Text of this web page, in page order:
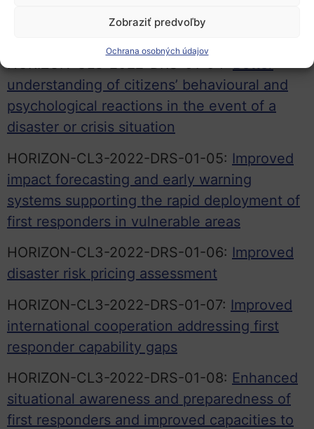
Zobraziť predvoľby
Ochrana osobných údajov
HORIZON-CL3-2022-DRS-01-04:Better
understanding of citizens’ behavioural and
psychological reactions in the event of a
disaster or crisis situation
HORIZON-CL3-2022-DRS-01-05: Improved
impact forecasting and early warning
systems supporting the rapid deployment of
first responders in vulnerable areas
HORIZON-CL3-2022-DRS-01-06: Improved
disaster risk pricing assessment
HORIZON-CL3-2022-DRS-01-07: Improved
international cooperation addressing first
responder capability gaps
HORIZON-CL3-2022-DRS-01-08: Enhanced
situational awareness and preparedness of
first responders and improved capacities to